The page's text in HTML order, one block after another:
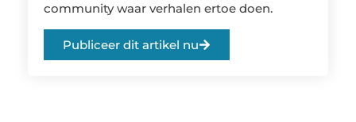
community waar verhalen ertoe doen.
Publiceer dit artikel nu